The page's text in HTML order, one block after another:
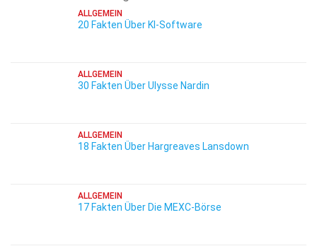
ALLGEMEIN
20 Fakten Über KI-Software
ALLGEMEIN
30 Fakten Über Ulysse Nardin
ALLGEMEIN
18 Fakten Über Hargreaves Lansdown
ALLGEMEIN
17 Fakten Über Die MEXC-Börse